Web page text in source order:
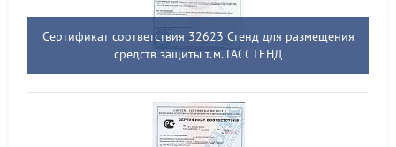
Сертификат соответствия 32623 Стенд для размещения
средств защиты т.м. ГАССТЕНД